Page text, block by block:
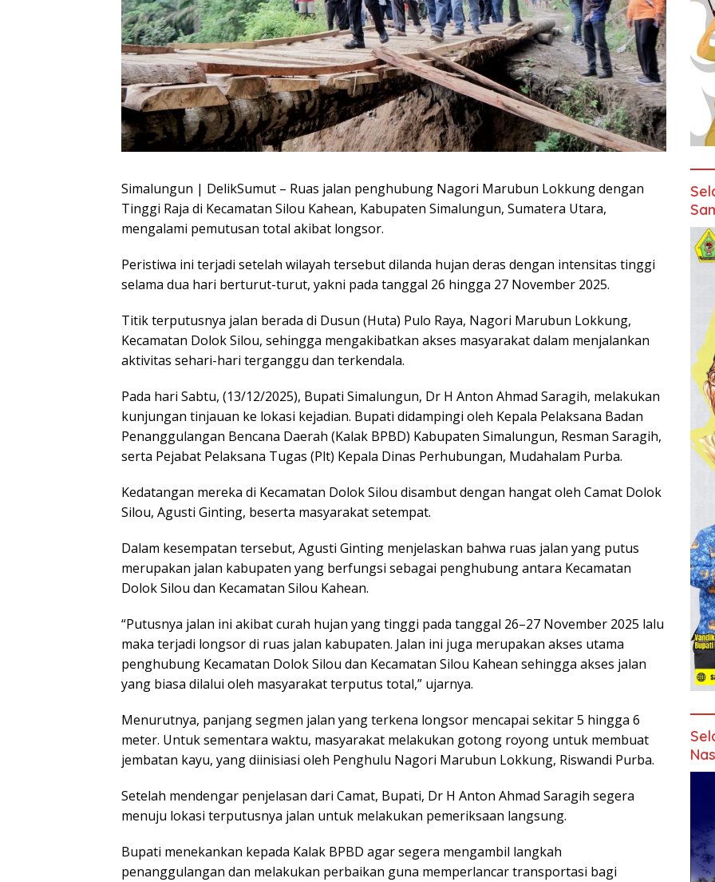
Simalungun | DelikSumut – Ruas jalan penghubung Nagori Marubun Lokkung dengan
Tinggi Raja di Kecamatan Silou Kahean, Kabupaten Simalungun, Sumatera Utara,
mengalami pemutusan total akibat longsor.
Peristiwa ini terjadi setelah wilayah tersebut dilanda hujan deras dengan intensitas tinggi
selama dua hari berturut-turut, yakni pada tanggal 26 hingga 27 November 2025.
Titik terputusnya jalan berada di Dusun (Huta) Pulo Raya, Nagori Marubun Lokkung,
Kecamatan Dolok Silou, sehingga mengakibatkan akses masyarakat dalam menjalankan
aktivitas sehari-hari terganggu dan terkendala.
Pada hari Sabtu, (13/12/2025), Bupati Simalungun, Dr H Anton Ahmad Saragih, melakukan
kunjungan tinjauan ke lokasi kejadian. Bupati didampingi oleh Kepala Pelaksana Badan
Penanggulangan Bencana Daerah (Kalak BPBD) Kabupaten Simalungun, Resman Saragih,
serta Pejabat Pelaksana Tugas (Plt) Kepala Dinas Perhubungan, Mudahalam Purba.
Kedatangan mereka di Kecamatan Dolok Silou disambut dengan hangat oleh Camat Dolok
Silou, Agusti Ginting, beserta masyarakat setempat.
Dalam kesempatan tersebut, Agusti Ginting menjelaskan bahwa ruas jalan yang putus
merupakan jalan kabupaten yang berfungsi sebagai penghubung antara Kecamatan
Dolok Silou dan Kecamatan Silou Kahean.
“Putusnya jalan ini akibat curah hujan yang tinggi pada tanggal 26–27 November 2025 lalu
maka terjadi longsor di ruas jalan kabupaten. Jalan ini juga merupakan akses utama
penghubung Kecamatan Dolok Silou dan Kecamatan Silou Kahean sehingga akses jalan
yang biasa dilalui oleh masyarakat terputus total,” ujarnya.
Menurutnya, panjang segmen jalan yang terkena longsor mencapai sekitar 5 hingga 6
meter. Untuk sementara waktu, masyarakat melakukan gotong royong untuk membuat
jembatan kayu, yang diinisiasi oleh Penghulu Nagori Marubun Lokkung, Riswandi Purba.
Setelah mendengar penjelasan dari Camat, Bupati, Dr H Anton Ahmad Saragih segera
menuju lokasi terputusnya jalan untuk melakukan pemeriksaan langsung.
Bupati menekankan kepada Kalak BPBD agar segera mengambil langkah
penanggulangan dan melakukan perbaikan guna memperlancar transportasi bagi